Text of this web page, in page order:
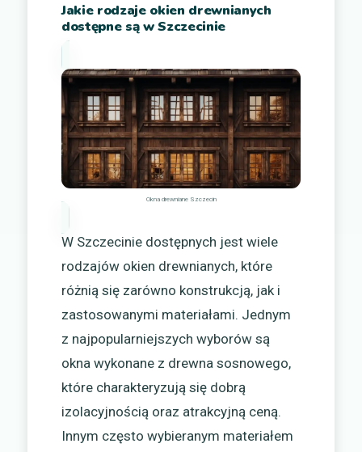
Jakie rodzaje okien drewnianych
dostępne są w Szczecinie
Okna drewniane Szczecin
W Szczecinie dostępnych jest wiele
rodzajów okien drewnianych, które
różnią się zarówno konstrukcją, jak i
zastosowanymi materiałami. Jednym
z najpopularniejszych wyborów są
okna wykonane z drewna sosnowego,
które charakteryzują się dobrą
izolacyjnością oraz atrakcyjną ceną.
Innym często wybieranym materiałem